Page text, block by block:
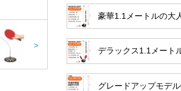
>
豪華1.1メートルの大
デラックス1.1メート
グレードアップモデ